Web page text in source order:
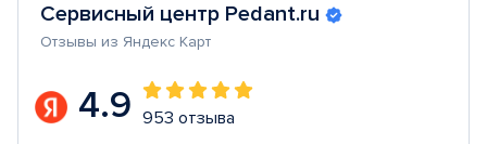
Сервисный центр Pedant.ru
Отзывы из Яндекс Карт
4.9 953 отзыва